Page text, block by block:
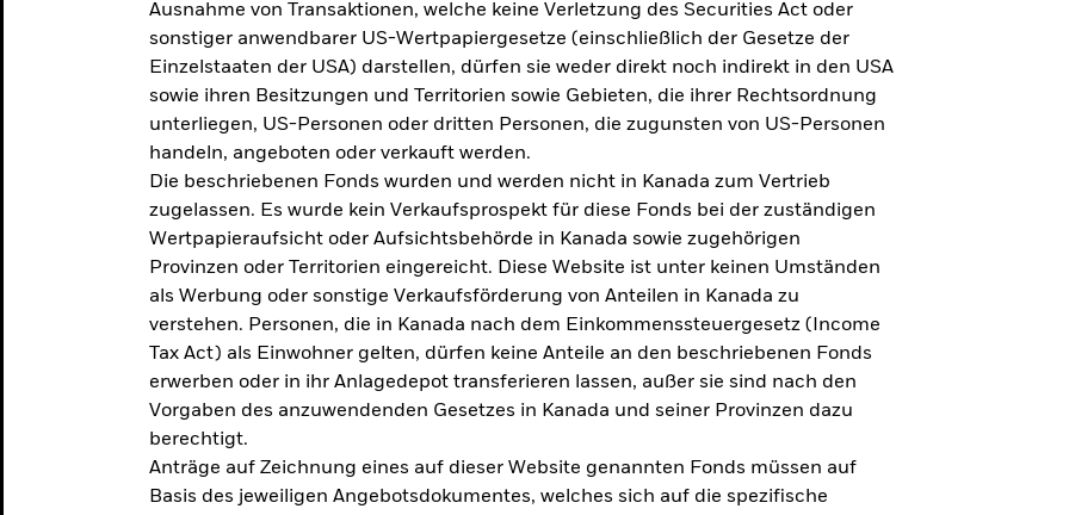
Ausnahme von Transaktionen, welche keine Verletzung des Securities Act oder
sonstiger anwendbarer US-Wertpapiergesetze (einschließlich der Gesetze der
Einzelstaaten der USA) darstellen, dürfen sie weder direkt noch indirekt in den USA
sowie ihren Besitzungen und Territorien sowie Gebieten, die ihrer Rechtsordnung
unterliegen, US-Personen oder dritten Personen, die zugunsten von US-Personen
handeln, angeboten oder verkauft werden.
Die beschriebenen Fonds wurden und werden nicht in Kanada zum Vertrieb
zugelassen. Es wurde kein Verkaufsprospekt für diese Fonds bei der zuständigen
Wertpapieraufsicht oder Aufsichtsbehörde in Kanada sowie zugehörigen
Provinzen oder Territorien eingereicht. Diese Website ist unter keinen Umständen
als Werbung oder sonstige Verkaufsförderung von Anteilen in Kanada zu
verstehen. Personen, die in Kanada nach dem Einkommenssteuergesetz (Income
Tax Act) als Einwohner gelten, dürfen keine Anteile an den beschriebenen Fonds
erwerben oder in ihr Anlagedepot transferieren lassen, außer sie sind nach den
Vorgaben des anzuwendenden Gesetzes in Kanada und seiner Provinzen dazu
berechtigt.
Anträge auf Zeichnung eines auf dieser Website genannten Fonds müssen auf
Basis des jeweiligen Angebotsdokumentes, welches sich auf die spezifische